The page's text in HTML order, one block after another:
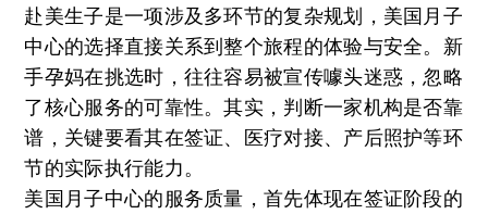
赴美生子是一项涉及多环节的复杂规划，美国月子
中心的选择直接关系到整个旅程的体验与安全。新
手孕妈在挑选时，往往容易被宣传噱头迷惑，忽略
了核心服务的可靠性。其实，判断一家机构是否靠
谱，关键要看其在签证、医疗对接、产后照护等环
节的实际执行能力。
美国月子中心的服务质量，首先体现在签证阶段的